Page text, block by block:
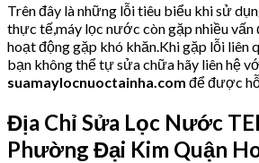
Trên đây là những lỗi tiêu biểu khi sử
thực tế,máy lọc nước còn gặp nhiều vấn
hoạt động gặp khó khăn.Khi gặp lỗi liên
bạn không thể tự sửa chữa hãy liên hệ
suamaylocnuoctainha.com để được
Địa Chỉ Sửa Lọc Nước
Phường Đại Kim Quận